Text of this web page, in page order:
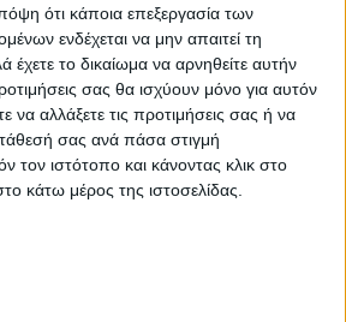
ότι κάποια επεξεργασία των
ενδέχεται να μην απαιτεί τη
το δικαίωμα να αρνηθείτε αυτήν
σας θα ισχύουν μόνο για αυτόν
να αλλάξετε τις προτιμήσεις σας ή να
σας ανά πάσα στιγμή
τον ιστότοπο και κάνοντας κλικ στο
κάτω μέρος της ιστοσελίδας.